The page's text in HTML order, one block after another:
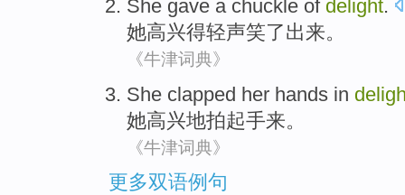
She gave a chuckle of delight.
她高兴得轻声笑了出来。
《牛津词典》
She clapped her hands in
她高兴地拍起手来。
《牛津词典》
更多双语例句